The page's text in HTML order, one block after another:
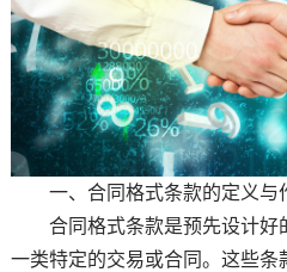
一、合同格式条款的定义与
合同格式条款是预先设计好
一类特定的交易或合同。这些条